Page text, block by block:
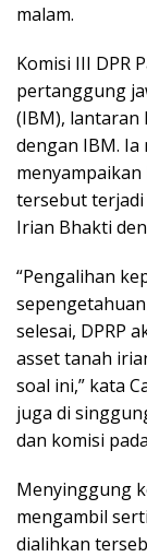
malam.
Komisi III DPR
pertanggung
(IBM), lantaran
dengan IBM.
tersebut terjadi
Irian Bhakti
“Pengalihan
selesai, DPRP
asset tanah
soal ini,” kata
juga di
dan komisi
Menyinggung
mengambil
dialihkan